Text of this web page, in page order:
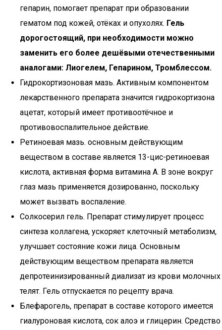
гепарин, помогает препарат при образовании
гематом под кожей, отёках и опухолях. Гель
дорогостоящий, при необходимости можно
заменить его более дешёвыми отечественными
аналогами: Лиогелем, Гепарином, Тромблессом.
Гидрокортизоновая мазь. Активным компонентом
лекарственного препарата значится гидрокортизона
ацетат, который имеет противоотёчное и
противовоспалительное действие.
Ретиноевая мазь. основным действующим
веществом в составе является 13-цис-ретиноевая
кислота, активная форма витамина А. В зоне вокруг
глаз мазь применяется дозированно, поскольку
может вызвать воспаление.
Солкосерил гель. Препарат стимулирует процесс
синтеза коллагена, ускоряет клеточный метаболизм,
улучшает состояние кожи лица. Основным
действующим веществом препарата является
депротеинизированный диализат из крови молочных
телят. Гель отпускается по рецепту врача.
Блефарогель, препарат в составе которого имеется
гиалуроновая кислота, сок алоэ и глицерин. Средство